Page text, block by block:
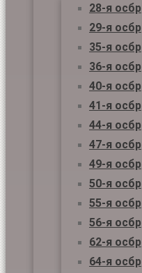
28-я осбр
29-я осбр
35-я осбр
36-я осбр
40-я осбр
41-я осбр
44-я осбр
47-я осбр
49-я осбр
50-я осбр
55-я осбр
56-я осбр
62-я осбр
64-я осбр